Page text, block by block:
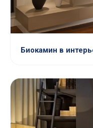
Биокамин в